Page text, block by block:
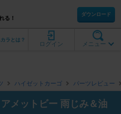
る！
ダウンロード
メニュー
ログイン
ラとは？
ハイゼットカーゴ パーツレビュー
メットビー 雨じみ＆油